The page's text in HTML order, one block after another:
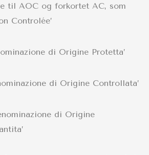
til AOC og forkortet AC, som
Controlée’
di Origine Protetta’
di Origine Controllata’
di Origine